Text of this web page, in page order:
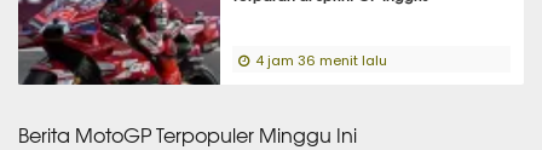
4 jam 36 menit lalu
Berita MotoGP Terpopuler Minggu Ini